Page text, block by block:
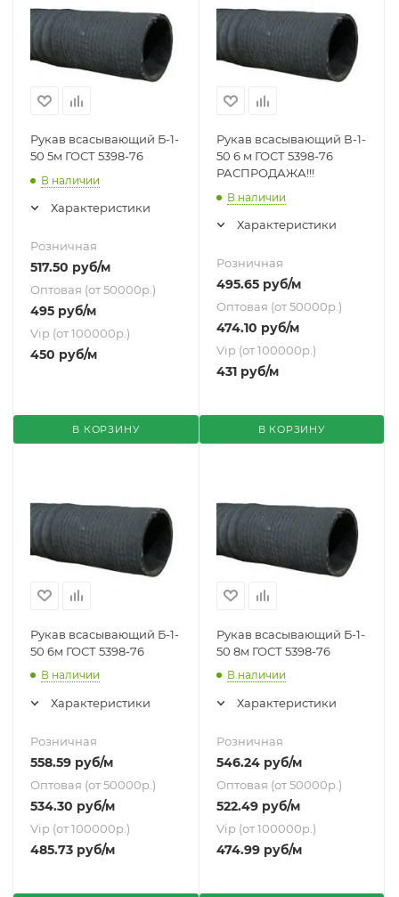
Рукав всасывающий Б-1-
50 5м ГОСТ 5398-76
В наличии
Характеристики
Розничная
517.50 руб/м
Оптовая (от 50000р.)
495 руб/м
Vip (от 100000р.)
450 руб/м
В КОРЗИНУ
Рукав всасывающий В-1-
50 6 м ГОСТ 5398-76
РАСПРОДАЖА!!!
В наличии
Характеристики
Розничная
495.65руб/м
Оптовая (от 50000р.)
474.10 руб/м
Vip (от 100000р.)
431руб/м
В КОРЗИНУ
Рукав всасывающий Б-1-
50 6м ГОСТ 5398-76
В наличии
Характеристики
Розничная
558.59 руб/м
Оптовая (от 50000р.)
534.30 руб/м
Vip (от 100000р.)
485.73 руб/м
Рукав всасывающий Б-1-
50 8м ГОСТ 5398-76
В наличии
Характеристики
Розничная
546.24руб/м
Оптовая (от 50000р.)
522.49руб/м
Vip (от 100000р.)
474.99руб/м